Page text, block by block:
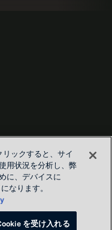
知
reserved.
リックすると、サイ
用状況を分析し、弊
に、デバイスに
なります。
を受け入れる